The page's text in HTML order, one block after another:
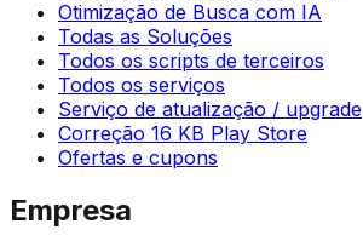
Otimização de Busca com IA
Todas as Soluções
Todos os scripts de terceiros
Todos os serviços
Serviço de atualização / upgrade
Correção 16 KB Play Store
Ofertas e cupons
Empresa